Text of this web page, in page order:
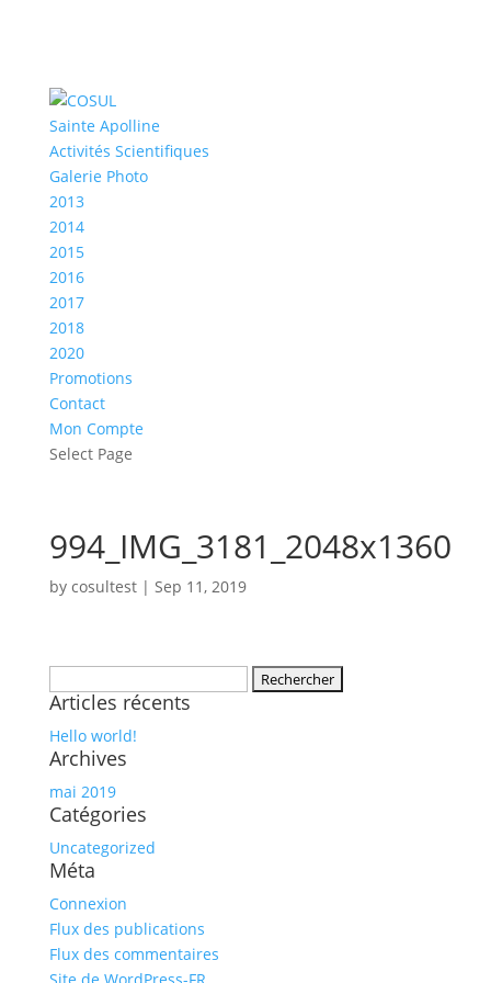
Sainte Apolline
Activités Scientifiques
Galerie Photo
2013
2014
2015
2016
2017
2018
2020
Promotions
Contact
Mon Compte
Select Page
994_IMG_3181_2048x1360
by cosultest| Sep 11, 2019
Articles récents
Hello world!
Archives
mai 2019
Catégories
Uncategorized
Méta
Connexion
Flux des publications
Flux des commentaires